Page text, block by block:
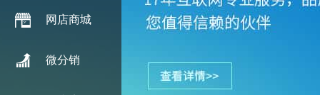
网店商城
微分销